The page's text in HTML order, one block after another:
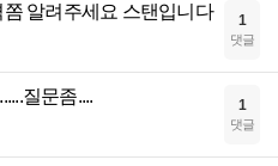
알려주세요 스탠입니다 1
댓글
질문좀.... 1
댓글